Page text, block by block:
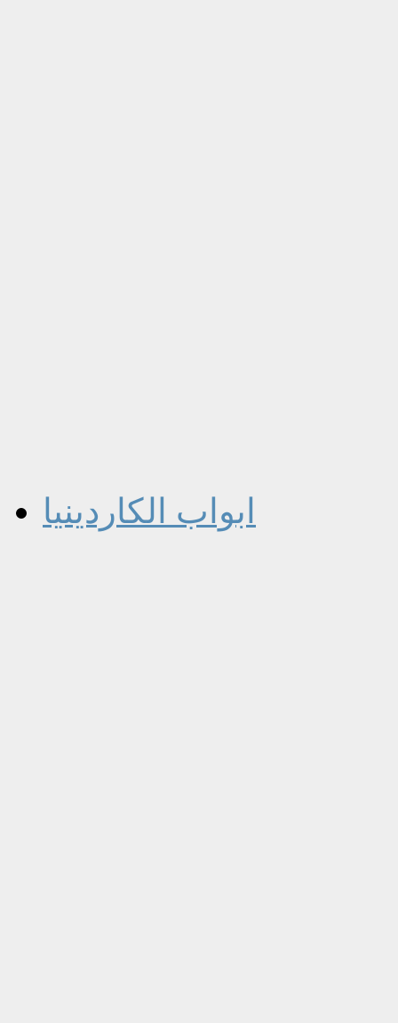
ابواب الكاردينيا